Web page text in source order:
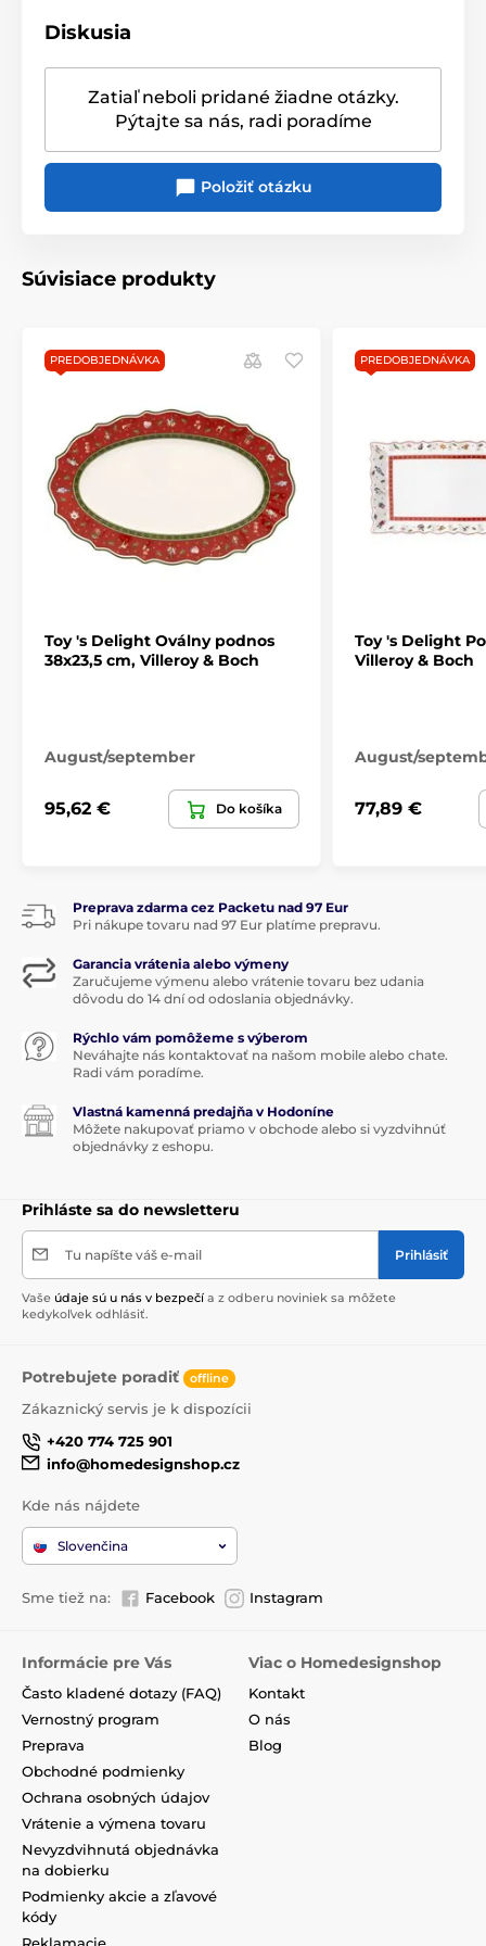
Produkt je zaradený v kategóriách
Diskusia
Zatiaľ neboli pridané žiadne otázky.
Pýtajte sa nás, radi poradíme
Položiť otázku
Súvisiace produkty
PREDOBJEDNÁVKA
Toy 's Delight Oválny podnos
38x23,5 cm, Villeroy & Boch
August/september
95,62 € Do košíka
PREDOBJEDNÁVKA
Toy 's Delight
Villeroy & Boch
August/
77,89 €
Preprava zdarma cez Packetu nad 97 Eur
Pri nákupe tovaru nad 97 Eur platíme prepravu.
Garancia vrátenia alebo výmeny
Zaručujeme výmenu alebo vrátenie tovaru bez udania
dôvodu do 14 dní od odoslania objednávky.
Rýchlo vám pomôžeme s výberom
Neváhajte nás kontaktovať na našom mobile alebo chate.
Radi vám poradíme.
Vlastná kamenná predajňa v Hodoníne
Môžete nakupovať priamo v obchode alebo si vyzdvihnúť
objednávky z eshopu.
Prihláste sa do newsletteru
Tu napíšte váš e-mail Prihlásiť
Vaše údaje sú u nás v bezpečí a z odberu noviniek sa môžete
kedykoľvek odhlásiť.
Potrebujete poradiť offline
Zákaznický servis je k dispozícii
+420 774 725 901
info@homedesignshop.cz
Kde nás nájdete
Slovenčina
Sme tiež na: Facebook Instagram
Informácie pre Vás
Často kladené dotazy (FAQ)
Vernostný program
Preprava
Obchodné podmienky
Ochrana osobných údajov
Vrátenie a výmena tovaru
Nevyzdvihnutá objednávka
na dobierku
Podmienky akcie a zľavové
kódy
Viac o Homedesignshop
Kontakt
O nás
Blog